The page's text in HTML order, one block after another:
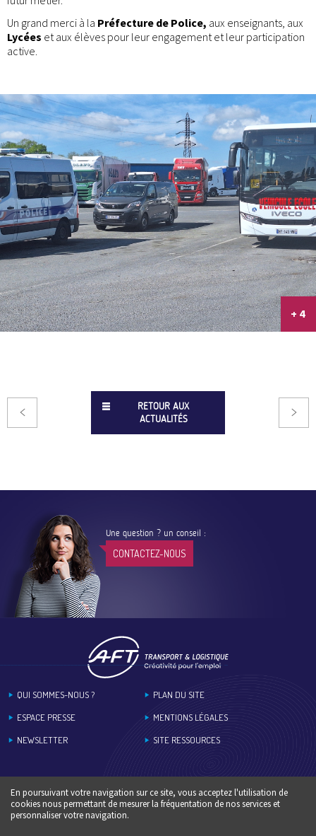
Un grand merci à la Préfecture de Police, aux enseignants, aux
Lycées et aux élèves pour leur engagement et leur participation
active.
+ 4
RETOUR AUX
ACTUALITÉS
Une question ? un conseil :
CONTACTEZ-NOUS
QUI SOMMES-NOUS ?
ESPACE PRESSE
NEWSLETTER
PLAN DU SITE
MENTIONS LÉGALES
SITE RESSOURCES
En poursuivant votre navigation sur ce site, vous acceptez l'utilisation de
cookies nous permettant de mesurer la fréquentation de nos services et
personnaliser votre navigation.